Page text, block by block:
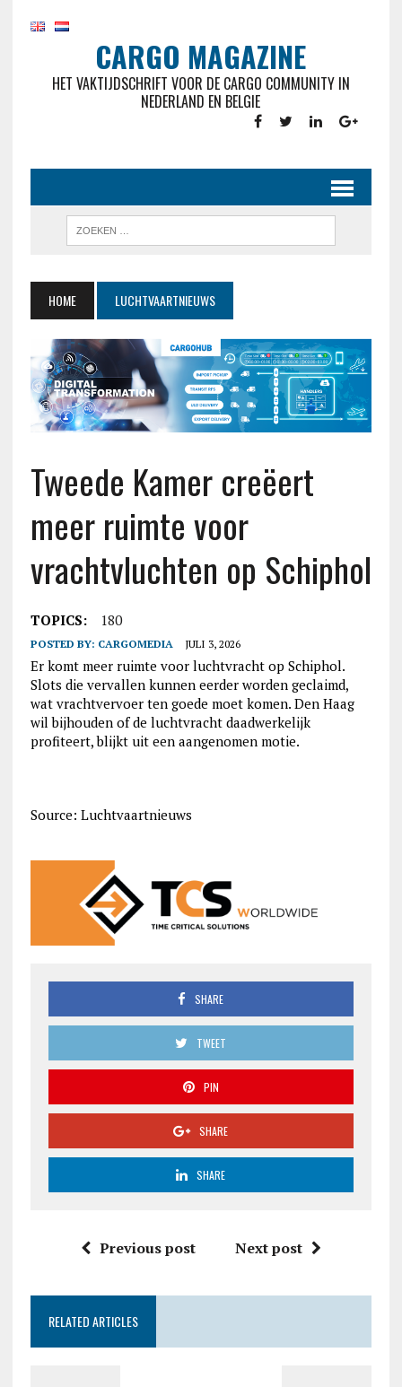
CARGO MAGAZINE
HET VAKTIJDSCHRIFT VOOR DE CARGO COMMUNITY IN
NEDERLAND EN BELGIE
HOME LUCHTVAARTNIEUWS
Tweede Kamer creëert
meer ruimte voor
vrachtvluchten op Schiphol
TOPICS: 180
POSTED BY: CARGOMEDIA JULI 3, 2026
Er komt meer ruimte voor luchtvracht op Schiphol.
Slots die vervallen kunnen eerder worden geclaimd,
wat vrachtvervoer ten goede moet komen. Den Haag
wil bijhouden of de luchtvracht daadwerkelijk
profiteert, blijkt uit een aangenomen motie.
Source: Luchtvaartnieuws
SHARE
TWEET
PIN
SHARE
SHARE
Previous post Next post
RELATED ARTICLES